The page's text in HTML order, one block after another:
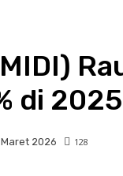
di 2025
2026 128